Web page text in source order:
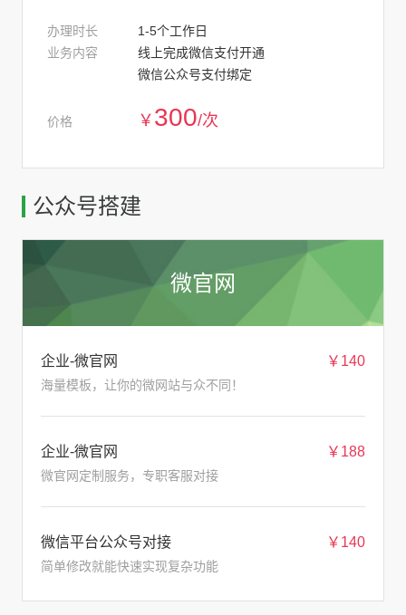
办理时长
1-5个工作日
业务内容
线上完成微信支付开通
微信公众号支付绑定
价格 ￥ 300/次
公众号搭建
微官网
企业-微官网 ￥140
海量模板，让你的微网站与众不同！
企业-微官网 ￥188
微官网定制服务，专职客服对接
微信平台公众号对接 ￥140
简单修改就能快速实现复杂功能